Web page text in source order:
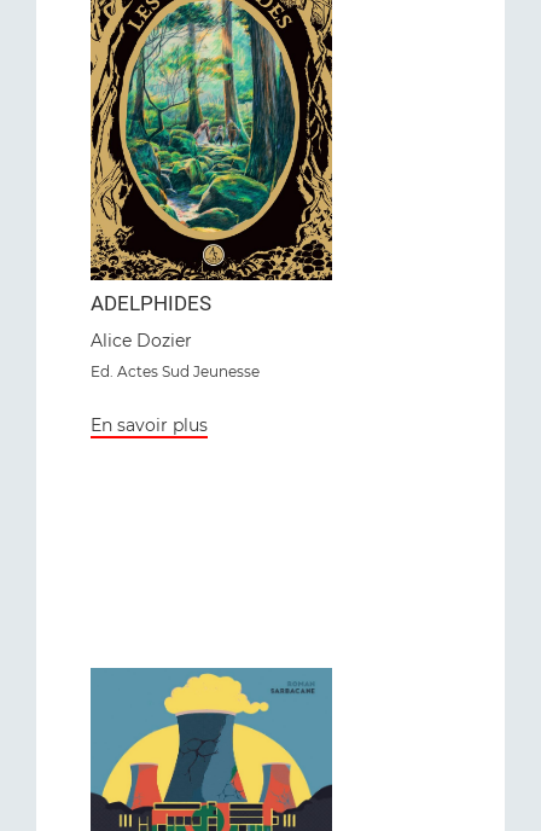
ADELPHIDES
Alice Dozier
Ed. Actes Sud Jeunesse
En savoir plus